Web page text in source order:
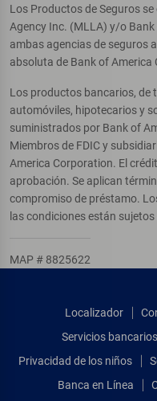
Los Productos de Seguros
Agency Inc. (MLLA) y/o
ambas agencias de seguros
absoluta de Bank of America
Los productos bancarios, de
automóviles, hipotecarios y
suministrados por Bank of
Miembros de FDIC y
America Corporation. El
aprobación. Se aplican
compromiso de préstamo.
las condiciones están
MAP # 8825622
Localizador
Servicios
Privacidad de los niños
Banca en Línea